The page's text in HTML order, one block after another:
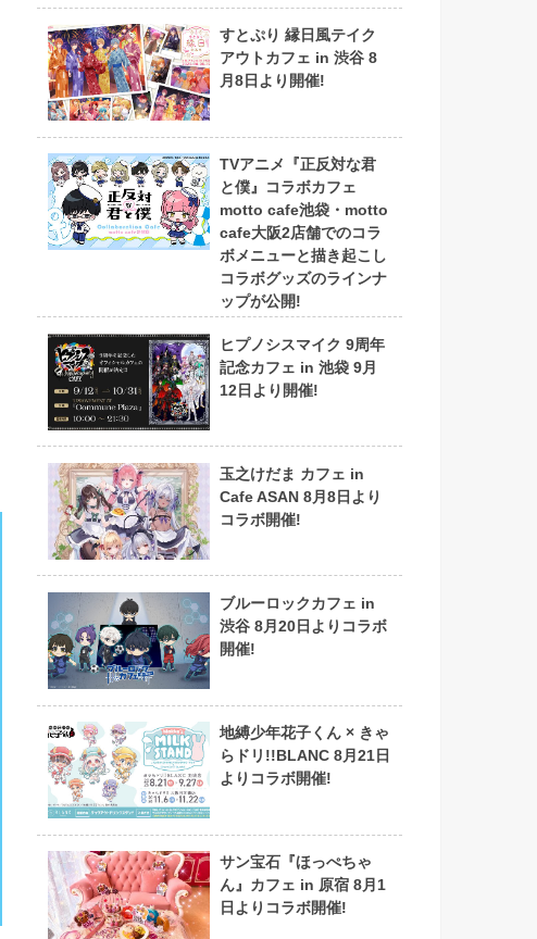
すとぷり 縁日風テイク
アウトカフェ in 渋谷 8
月8日より開催!
TVアニメ『正反対な君
と僕』コラボカフェ
motto cafe池袋・motto
cafe大阪2店舗でのコラ
ボメニューと描き起こし
コラボグッズのラインナ
ップが公開!
ヒプノシスマイク 9周年
記念カフェ in 池袋 9月
12日より開催!
玉之けだま カフェ in
Cafe ASAN 8月8日より
コラボ開催!
ブルーロックカフェ in
渋谷 8月20日よりコラボ
開催!
地縛少年花子くん × きゃ
らドリ!!BLANC 8月21日
よりコラボ開催!
サン宝石『ほっぺちゃ
ん』カフェ in 原宿 8月1
日よりコラボ開催!